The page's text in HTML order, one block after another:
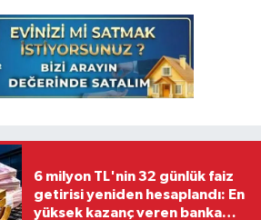
6 milyon TL'nin 32 günlük faiz
getirisi yeniden hesaplandı: En
yüksek kazanç veren banka